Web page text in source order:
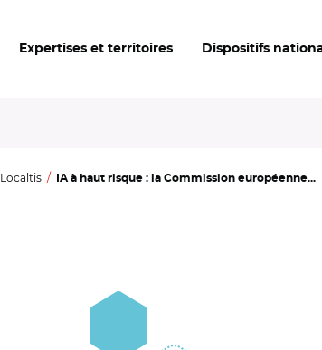
Expertises et territoires Dispositifs
Localtis IA à haut risque : la Commission européenne...